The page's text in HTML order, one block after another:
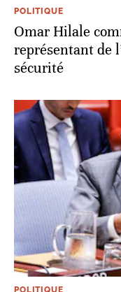
POLITIQUE
Omar Hilale
représentant de
sécurité
POLITIQUE